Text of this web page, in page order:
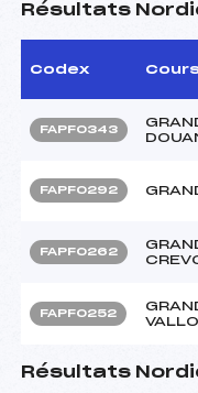
Résultats
Codex
FAPF0343
FAPF0292
FAPF0262
FAPF0252
Résultats